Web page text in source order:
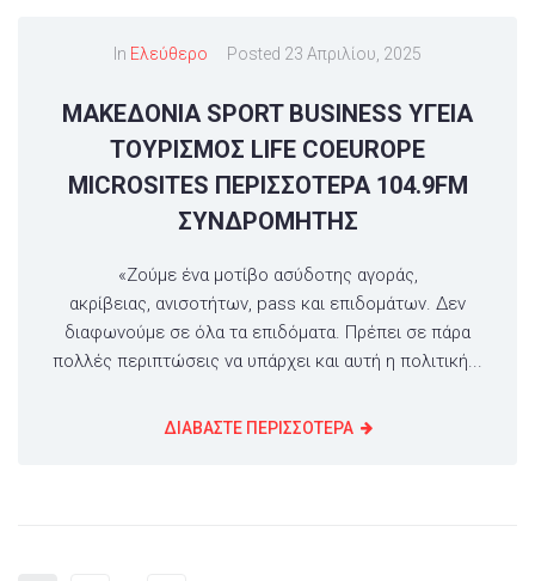
In Ελεύθερο Posted 23 Απριλίου, 2025
ΜΑΚΕΔΟΝΙΑ SPORT BUSINESS ΥΓΕΙΑ
ΤΟΥΡΙΣΜΟΣ LIFE COEUROPE
MICROSITES ΠΕΡΙΣΣΟΤΕΡΑ 104.9FM
ΣΥΝΔΡΟΜΗΤΗΣ
«Ζούμε ένα μοτίβο ασύδοτης αγοράς,
ακρίβειας, ανισοτήτων, pass και επιδομάτων. Δεν
διαφωνούμε σε όλα τα επιδόματα. Πρέπει σε πάρα
πολλές περιπτώσεις να υπάρχει και αυτή η πολιτική...
ΔΙΑΒΑΣΤΕ ΠΕΡΙΣΣΟΤΕΡΑ